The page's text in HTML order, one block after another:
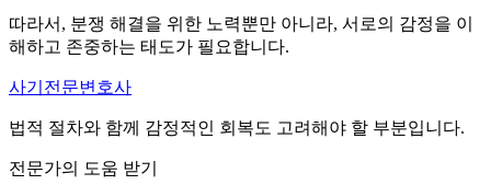
따라서, 분쟁 해결을 위한 노력뿐만 아니라, 서로의 감정을 이
해하고 존중하는 태도가 필요합니다.
사기전문변호사
법적 절차와 함께 감정적인 회복도 고려해야 할 부분입니다.
전문가의 도움 받기